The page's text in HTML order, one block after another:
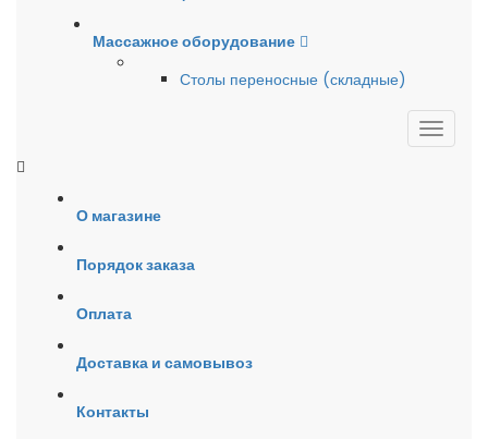
Массажное оборудование
Столы переносные (складные)
О магазине
Порядок заказа
Оплата
Доставка и самовывоз
Контакты